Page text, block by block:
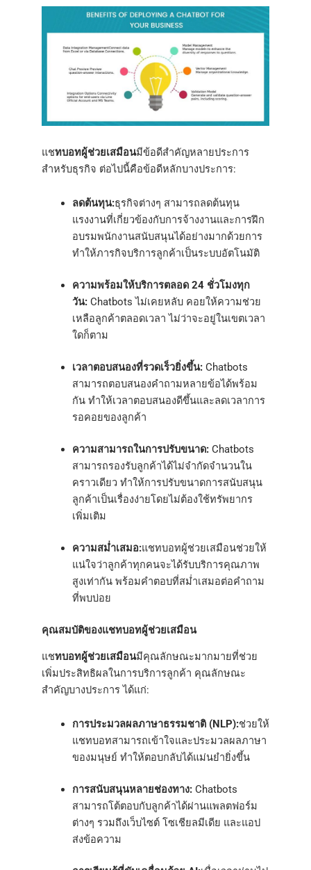
แชทบอทผู้ช่วยเสมือนมีข้อดีสำคัญหลายประการ
สำหรับธุรกิจ ต่อไปนี้คือข้อดีหลักบางประการ:
ลดต้นทุน:ธุรกิจต่างๆ สามารถลดต้นทุน
แรงงานที่เกี่ยวข้องกับการจ้างงานและการฝึก
อบรมพนักงานสนับสนุนได้อย่างมากด้วยการ
ทำให้ภารกิจบริการลูกค้าเป็นระบบอัตโนมัติ
ความพร้อมให้บริการตลอด 24 ชั่วโมงทุก
วัน:Chatbots ไม่เคยหลับ คอยให้ความช่วย
เหลือลูกค้าตลอดเวลา ไม่ว่าจะอยู่ในเขตเวลา
ใดก็ตาม
เวลาตอบสนองที่รวดเร็วยิ่งขึ้น:Chatbots
สามารถตอบสนองคำถามหลายข้อได้พร้อม
กัน ทำให้เวลาตอบสนองดีขึ้นและลดเวลาการ
รอคอยของลูกค้า
ความสามารถในการปรับขนาด:Chatbots
สามารถรองรับลูกค้าได้ไม่จำกัดจำนวนใน
คราวเดียว ทำให้การปรับขนาดการสนับสนุน
ลูกค้าเป็นเรื่องง่ายโดยไม่ต้องใช้ทรัพยากร
เพิ่มเติม
ความสม่ำเสมอ:แชทบอทผู้ช่วยเสมือนช่วยให้
แน่ใจว่าลูกค้าทุกคนจะได้รับบริการคุณภาพ
สูงเท่ากัน พร้อมคำตอบที่สม่ำเสมอต่อคำถาม
ที่พบบ่อย
คุณสมบัติของแชทบอทผู้ช่วยเสมือน
แชทบอทผู้ช่วยเสมือนมีคุณลักษณะมากมายที่ช่วย
เพิ่มประสิทธิผลในการบริการลูกค้า คุณลักษณะ
สำคัญบางประการ ได้แก่:
การประมวลผลภาษาธรรมชาติ (NLP):ช่วยให้
แชทบอทสามารถเข้าใจและประมวลผลภาษา
ของมนุษย์ ทำให้ตอบกลับได้แม่นยำยิ่งขึ้น
การสนับสนุนหลายช่องทาง:Chatbots
สามารถโต้ตอบกับลูกค้าได้ผ่านแพลตฟอร์ม
ต่างๆ รวมถึงเว็บไซต์ โซเชียลมีเดีย และแอป
ส่งข้อความ